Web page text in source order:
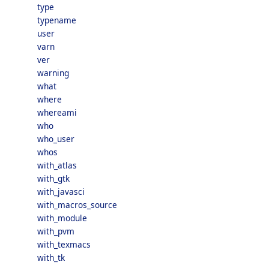
type
typename
user
varn
ver
warning
what
where
whereami
who
who_user
whos
with_atlas
with_gtk
with_javasci
with_macros_source
with_module
with_pvm
with_texmacs
with_tk